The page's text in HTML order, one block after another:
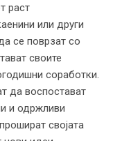
раст
или други
се поврзат со
своите
соработки.
да воспостават
и одржливи
својата